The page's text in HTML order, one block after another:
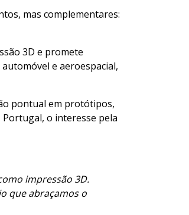
mas complementares:
3D e promete
e aeroespacial,
pontual em protótipos,
o interesse pela
impressão 3D.
que abraçamos o